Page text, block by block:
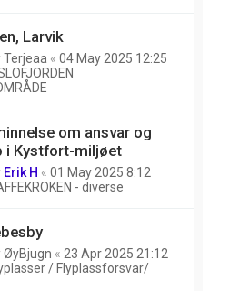
Larvik
Terjeaa « 04 May 2025 12:25
om ansvar og
i Kystfort-miljøet
Erik H « 01 May 2025 8:12
- diverse
ØyBjugn « 23 Apr 2025 21:12
/ Flyplassforsvar/